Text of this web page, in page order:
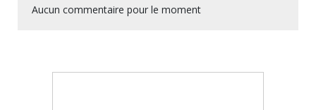
Aucun commentaire pour le moment